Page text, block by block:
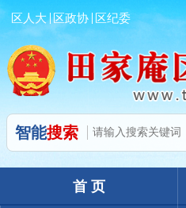
区人大 区政协 区纪委
智能搜索
首 页